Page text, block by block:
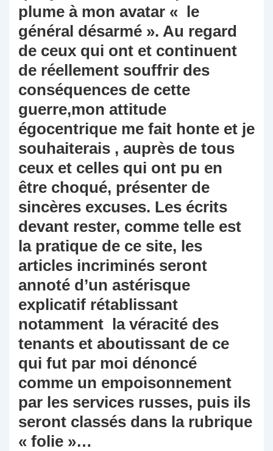
plume à mon avatar « le
général désarmé ». Au regard
de ceux qui ont et continuent
de réellement souffrir des
conséquences de cette
guerre,mon attitude
égocentrique me fait honte et je
souhaiterais , auprès de tous
ceux et celles qui ont pu en
être choqué, présenter de
sincères excuses. Les écrits
devant rester, comme telle est
la pratique de ce site, les
articles incriminés seront
annoté d’un astérisque
explicatif rétablissant
notamment la véracité des
tenants et aboutissant de ce
qui fut par moi dénoncé
comme un empoisonnement
par les services russes, puis ils
seront classés dans la rubrique
« folie »…